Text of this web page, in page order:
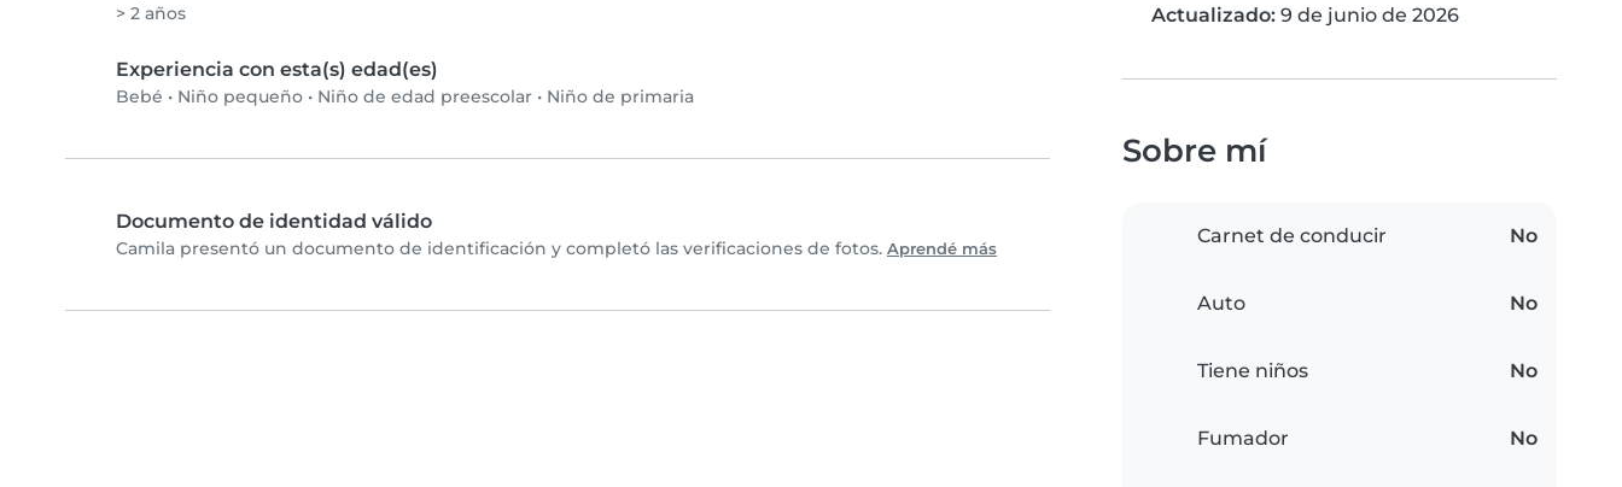
> 2 años
Experiencia con esta(s) edad(es)
Bebé • Niño pequeño • Niño de edad preescolar • Niño de primaria
Documento de identidad válido
Camila presentó un documento de identificación y completó las verificaciones de fotos. Aprendé más
Actualizado: 9 de junio de 2026
Sobre mí
Carnet de conducir No
Auto No
Tiene niños No
Fumador No